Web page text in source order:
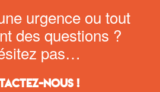
urgence ou tout
des questions ?
pas…
nous !